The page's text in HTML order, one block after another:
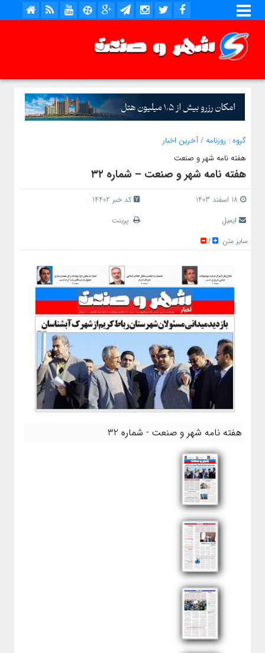
گروه : روزنامه /آخرین اخبار
هفته نامه شهر و صنعت
هفته نامه شهر و صنعت – شماره ۳۲
18 اسفند 1403
کد خبر 14402
ایمیل
پرینت
سایز متن
/
هفته نامه شهر و صنعت - شماره 32